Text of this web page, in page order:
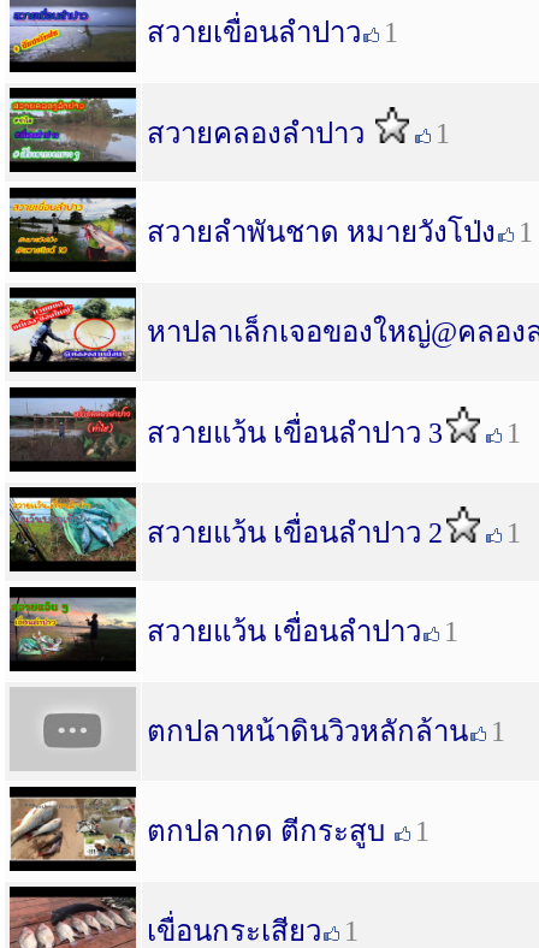
สวายเขื่อนลำปาว 1
สวายคลองลำปาว 1
สวายลำพันชาด หมายวังโป่ง 1
หาปลาเล็กเจอของใหญ่@คลอ
สวายแว้น เขื่อนลำปาว 3 1
สวายแว้น เขื่อนลำปาว 2 1
สวายแว้น เขื่อนลำปาว 1
ตกปลาหน้าดินวิวหลักล้าน 1
ตกปลากด ตีกระสูบ 1
เขื่อนกระเสียว 1